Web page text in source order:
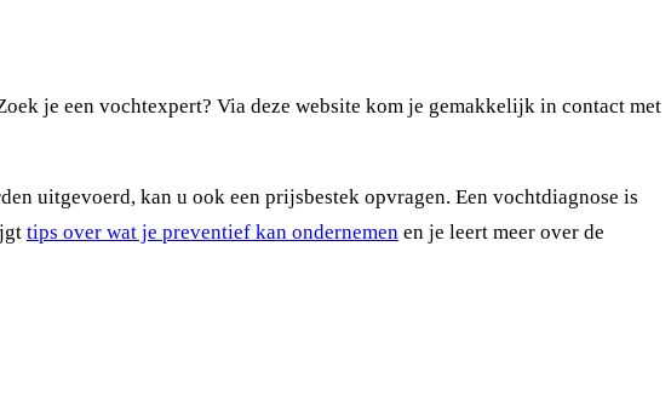
je een vochtexpert? Via deze website kom je gemakkelijk in contact met
uitgevoerd, kan u ook een prijsbestek opvragen. Een vochtdiagnose is
tips over wat je preventief kan ondernemen en je leert meer over de